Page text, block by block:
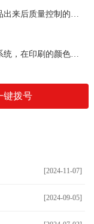
印前打样有什么作用？印前打样是印刷品出来后质量控制的重要依据，也是与客户沟通交…
目前，在印刷界已出现很多套色彩管理系统，在印刷的颜色上都有了一定的控制，但是在…
键拨号
[2024-11-07]
[2024-09-05]